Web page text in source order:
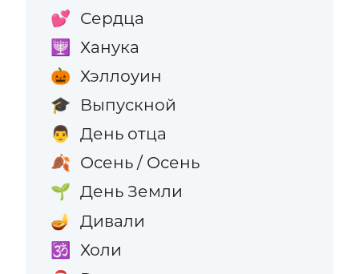
💕 Сердца
🕎 Ханука
🎃 Хэллоуин
🎓 Выпускной
👨 День отца
🍂 Осень / Осень
🌱 День Земли
🪔 Дивали
🕉️ Холи